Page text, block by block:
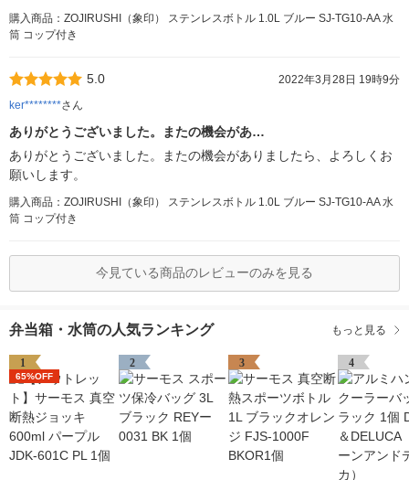
購入商品：ZOJIRUSHI（象印） ステンレスボトル 1.0L ブルー SJ-TG10-AA 水
筒 コップ付き
5.0
2022年3月28日 19時9分
ker********さん
ありがとうございました。またの機会があ…
ありがとうございました。またの機会がありましたら、よろしくお
願いします。
購入商品：ZOJIRUSHI（象印） ステンレスボトル 1.0L ブルー SJ-TG10-AA 水
筒 コップ付き
今見ている商品のレビューのみを見る
弁当箱・水筒の人気ランキング もっと見る
1
65%OFF
2 3 4